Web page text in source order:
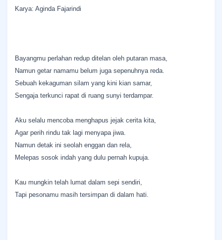
Karya: Aginda Fajarindi
​Bayangmu perlahan redup ditelan oleh putaran masa,
Namun getar namamu belum juga sepenuhnya reda.
Sebuah kekaguman silam yang kini kian samar,
Sengaja terkunci rapat di ruang sunyi terdampar.
​Aku selalu mencoba menghapus jejak cerita kita,
Agar perih rindu tak lagi menyapa jiwa.
Namun detak ini seolah enggan dan rela,
Melepas sosok indah yang dulu pernah kupuja.
​Kau mungkin telah lumat dalam sepi sendiri,
Tapi pesonamu masih tersimpan di dalam hati.